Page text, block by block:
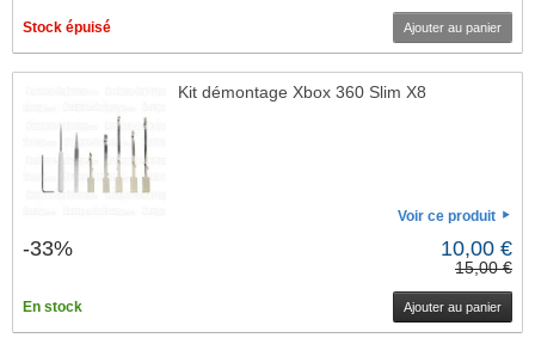
Stock épuisé Ajouter au panier
Kit démontage Xbox 360 Slim X8
Voir ce produit
-33% 10,00 €
15,00 €
En stock Ajouter au panier